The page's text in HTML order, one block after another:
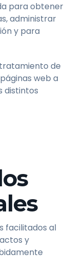
para obtener
administrar
y para
de
web a
distintos
facilitados al
y